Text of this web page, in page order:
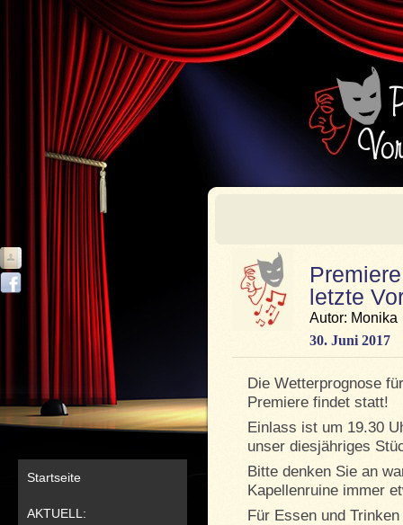
Startseite
AKTUELL:
letzte
Autor: Monika
30. Juni 2017
Die Wetterprognose
Premiere findet statt!
Einlass ist um 19.30
unser diesjähriges
Bitte denken Sie an
Kapellenruine immer
Für Essen und